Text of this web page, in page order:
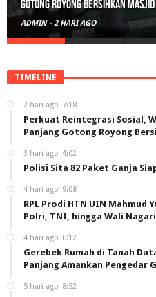
Polisi Sita 82 Paket Ganja Siap
ADMIN - 3 HARI AGO
TIMELINE
2 hari ago 7:18
Perkuat Reintegrasi Sosial,
Panjang Gotong Royong
3 hari ago 4:02
Polisi Sita 82 Paket Ganja
4 hari ago 9:08
RPL Prodi HTN UIN Mahmud
Polri, TNI, hingga Wali Nagari
4 hari ago 6:12
Gerebek Rumah di Tanah
Panjang Amankan Pengedar
5 hari ago 8:52